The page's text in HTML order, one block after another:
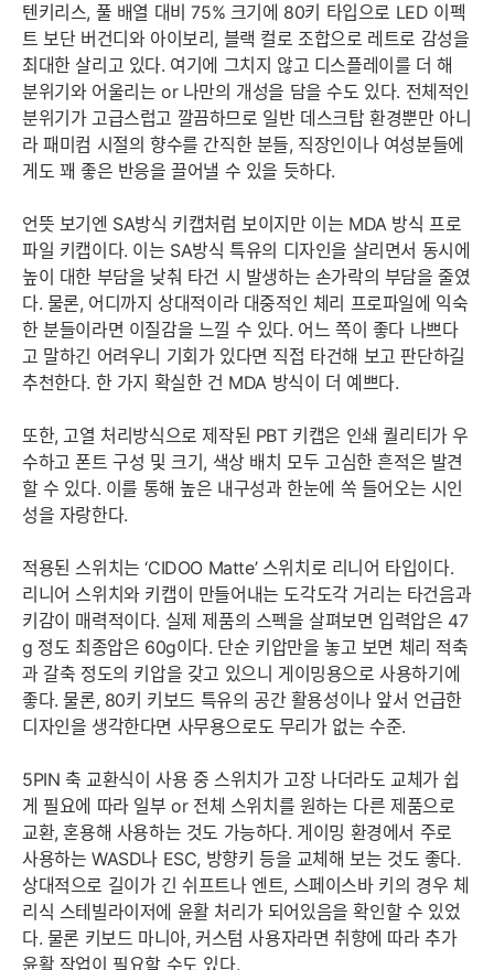
텐키리스, 풀 배열 대비 75% 크기에 80키 타입으로 LED 이펙
트 보단 버건디와 아이보리, 블랙 컬로 조합으로 레트로 감성을
최대한 살리고 있다. 여기에 그치지 않고 디스플레이를 더 해
분위기와 어울리는 or 나만의 개성을 담을 수도 있다. 전체적인
분위기가 고급스럽고 깔끔하므로 일반 데스크탑 환경뿐만 아니
라 패미컴 시절의 향수를 간직한 분들, 직장인이나 여성분들에
게도 꽤 좋은 반응을 끌어낼 수 있을 듯하다.
언뜻 보기엔 SA방식 키캡처럼 보이지만 이는 MDA 방식 프로
파일 키캡이다. 이는 SA방식 특유의 디자인을 살리면서 동시에
높이 대한 부담을 낮춰 타건 시 발생하는 손가락의 부담을 줄였
다. 물론, 어디까지 상대적이라 대중적인 체리 프로파일에 익숙
한 분들이라면 이질감을 느낄 수 있다. 어느 쪽이 좋다 나쁘다
고 말하긴 어려우니 기회가 있다면 직접 타건해 보고 판단하길
추천한다. 한 가지 확실한 건 MDA 방식이 더 예쁘다.
또한, 고열 처리방식으로 제작된 PBT 키캡은 인쇄 퀄리티가 우
수하고 폰트 구성 및 크기, 색상 배치 모두 고심한 흔적은 발견
할 수 있다. 이를 통해 높은 내구성과 한눈에 쏙 들어오는 시인
성을 자랑한다.
적용된 스위치는 ‘CIDOO Matte’ 스위치로 리니어 타입이다.
리니어 스위치와 키캡이 만들어내는 도각도각 거리는 타건음과
키감이 매력적이다. 실제 제품의 스펙을 살펴보면 입력압은 47
g 정도 최종압은 60g이다. 단순 키압만을 놓고 보면 체리 적축
과 갈축 정도의 키압을 갖고 있으니 게이밍용으로 사용하기에
좋다. 물론, 80키 키보드 특유의 공간 활용성이나 앞서 언급한
디자인을 생각한다면 사무용으로도 무리가 없는 수준.
5PIN 축 교환식이 사용 중 스위치가 고장 나더라도 교체가 쉽
게 필요에 따라 일부 or 전체 스위치를 원하는 다른 제품으로
교환, 혼용해 사용하는 것도 가능하다. 게이밍 환경에서 주로
사용하는 WASD나 ESC, 방향키 등을 교체해 보는 것도 좋다.
상대적으로 길이가 긴 쉬프트나 엔트, 스페이스바 키의 경우 체
리식 스테빌라이저에 윤활 처리가 되어있음을 확인할 수 있었
다. 물론 키보드 마니아, 커스텀 사용자라면 취향에 따라 추가
윤활 작업이 필요할 수도 있다.